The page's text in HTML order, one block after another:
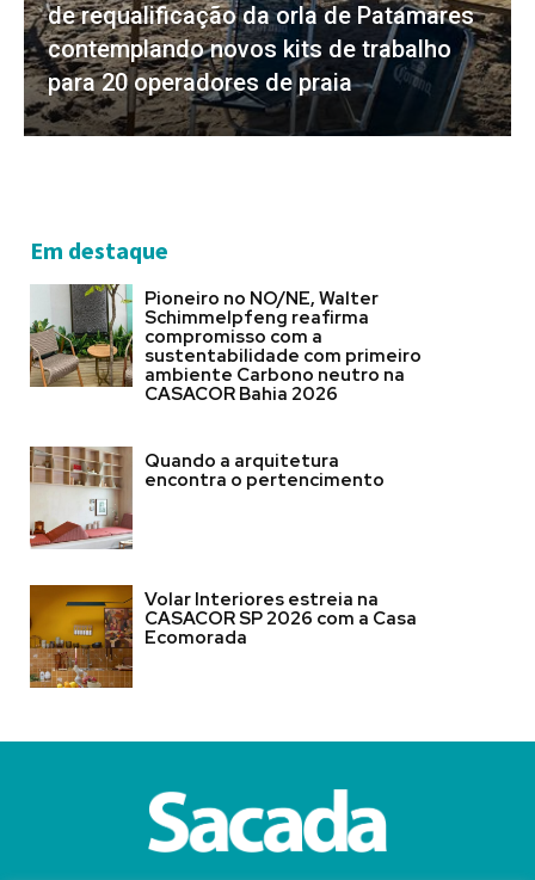
de requalificação da orla de Patamares
contemplando novos kits de trabalho
para 20 operadores de praia
Em destaque
Pioneiro no NO/NE, Walter
Schimmelpfeng reafirma
compromisso com a
sustentabilidade com primeiro
ambiente Carbono neutro na
CASACOR Bahia 2026
Quando a arquitetura
encontra o pertencimento
Volar Interiores estreia na
CASACOR SP 2026 com a Casa
Ecomorada